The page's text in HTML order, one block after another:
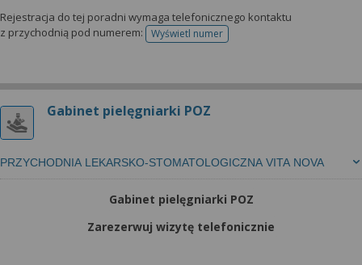
Rejestracja do tej poradni wymaga telefonicznego kontaktu
z przychodnią pod numerem:
Wyświetl numertelefonu do rejestracji
Gabinet pielęgniarki POZ
PRZYCHODNIA LEKARSKO-STOMATOLOGICZNA VITA NOVA
Gabinet pielęgniarki POZ
Zarezerwuj wizytę telefonicznie